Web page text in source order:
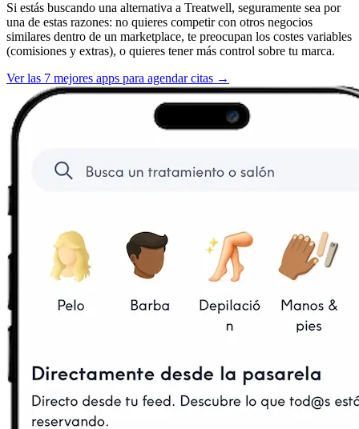
Si estás buscando una alternativa a Treatwell, seguramente sea por
una de estas razones: no quieres competir con otros negocios
similares dentro de un marketplace, te preocupan los costes variables
(comisiones y extras), o quieres tener más control sobre tu marca.
Ver las 7 mejores apps para agendar citas →